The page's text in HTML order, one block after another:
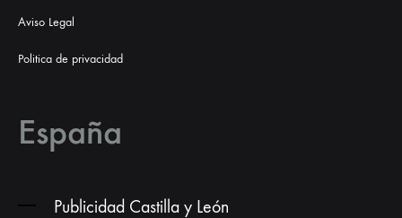
Aviso Legal
Politica de privacidad
España
Publicidad Castilla y León